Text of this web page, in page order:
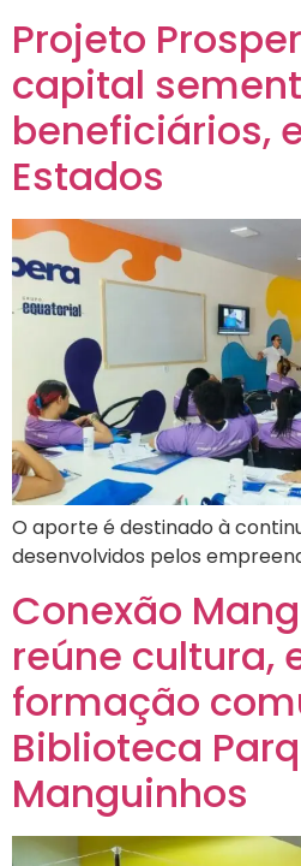
Projeto
capital
beneficiários,
Estados
O aporte é destinado à
desenvolvidos pelos
Conexão
reúne cultura,
formação
Biblioteca
Manguinhos